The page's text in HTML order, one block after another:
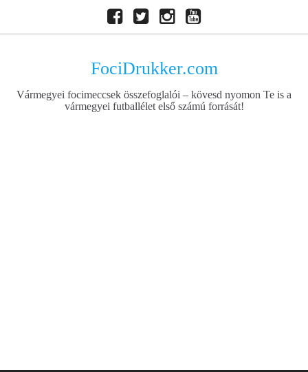
Facebook
TwitterInstagramYoutube
FociDrukker.com
Vármegyei focimeccsek összefoglalói – kövesd nyomon Te is a
vármegyei futballélet első számú forrását!